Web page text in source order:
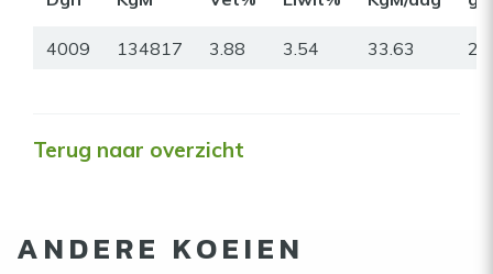
4009 134817 3.88 3.54 33.63
Terug naar overzicht
ANDERE KOEIEN